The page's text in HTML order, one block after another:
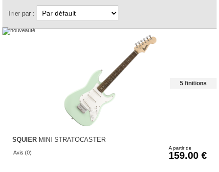
Trier par :
5 finitions
SQUIER MINI STRATOCASTER
Avis (0)
A partir de
159.00